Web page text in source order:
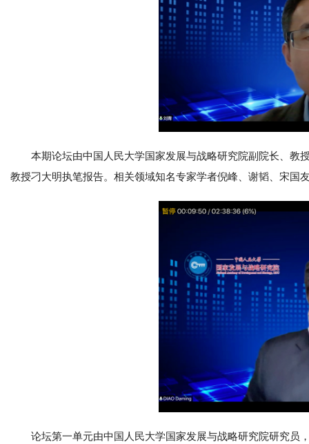
本期论坛由中国人民大学国家发展与战略研究院副院长、教
教授刁大明执笔报告。相关领域知名专家学者倪峰、谢韬、宋国
论坛第一单元由中国人民大学国家发展与战略研究院研究员